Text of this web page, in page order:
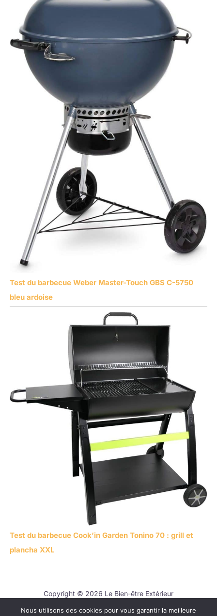
Test du barbecue Weber Master-Touch GBS C-5750
bleu ardoise
Test du barbecue Cook’in Garden Tonino 70 : grill et
plancha XXL
Copyright © 2026 Le Bien-être Extérieur
Contact
Nous utilisons des cookies pour vous garantir la meilleure